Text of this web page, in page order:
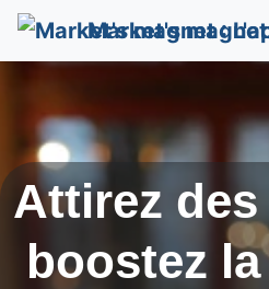
Market's magnet
Attirez
boostez